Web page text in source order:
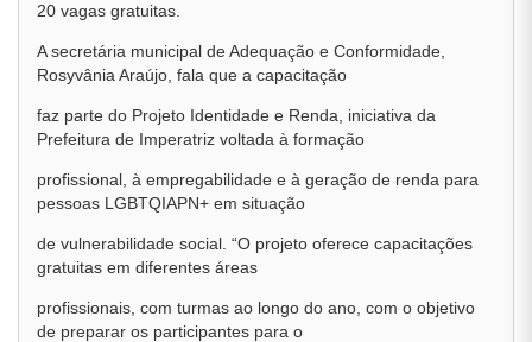
20 vagas gratuitas.
A secretária municipal de Adequação e Conformidade,
Rosyvânia Araújo, fala que a capacitação
faz parte do Projeto Identidade e Renda, iniciativa da
Prefeitura de Imperatriz voltada à formação
profissional, à empregabilidade e à geração de renda para
pessoas LGBTQIAPN+ em situação
de vulnerabilidade social. “O projeto oferece capacitações
gratuitas em diferentes áreas
profissionais, com turmas ao longo do ano, com o objetivo
de preparar os participantes para o